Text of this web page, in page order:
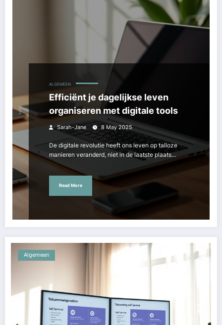
ALGEMEEN
Efficiënt je dagelijkse leven
organiseren met digitale tools
Sarah-Jane 8 May 2025
De digitale revolutie heeft ons leven op talloze
manieren veranderd, niet in de laatste plaats…
Read More
Algemeen